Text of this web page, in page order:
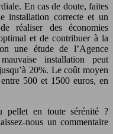
En cas de doute, faites
installation correcte et un
réaliser des économies
et de contribuer à la
une étude de l’Agence
installation peut
20%. Le coût moyen
500 et 1500 euros, en
pellet en toute sérénité ?
nous un commentaire